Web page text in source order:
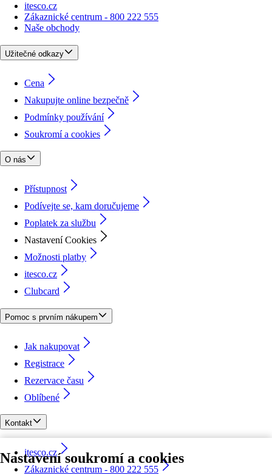
Nastavení soukromí a cookies
itesco.cz
Zákaznické centrum - 800 222 555
Naše obchody
Užitečné odkazy
Cena
Nakupujte online bezpečně
Podmínky používání
Soukromí a cookies
O nás
Přístupnost
Podívejte se, kam doručujeme
Poplatek za službu
Nastavení Cookies
Možnosti platby
itesco.cz
Clubcard
Pomoc s prvním nákupem
Jak nakupovat
Registrace
Rezervace času
Oblíbené
Kontakt
itesco.cz
Zákaznické centrum - 800 222 555